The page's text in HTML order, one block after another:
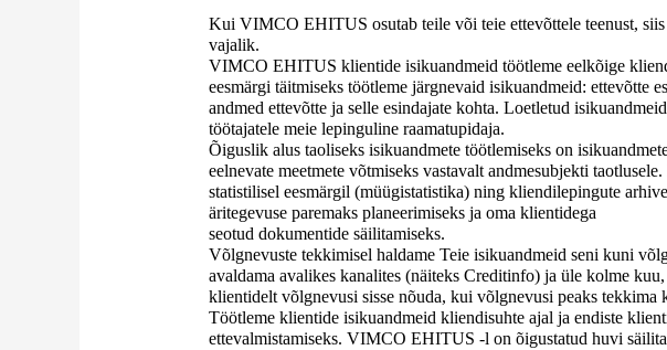
Kui VIMCO EHITUS osutab teile või teie ettevõttele teenust,
vajalik.
VIMCO EHITUS klientide isikuandmeid töötleme eelkõige
eesmärgi täitmiseks töötleme järgnevaid isikuandmeid: ettevõtte
andmed ettevõtte ja selle esindajate kohta. Loetletud
töötajatele meie lepinguline raamatupidaja.
Õiguslik alus taoliseks isikuandmete töötlemiseks on
eelnevate meetmete võtmiseks vastavalt andmesubjekti
statistilisel eesmärgil (müügistatistika) ning kliendilepingute
äritegevuse paremaks planeerimiseks ja oma klientidega
seotud dokumentide säilitamiseks.
Võlgnevuste tekkimisel haldame Teie isikuandmeid seni kuni
avaldama avalikes kanalites (näiteks Creditinfo) ja üle kolme
klientidelt võlgnevusi sisse nõuda, kui võlgnevusi peaks tekkima
Töötleme klientide isikuandmeid kliendisuhte ajal ja endiste
ettevalmistamiseks. VIMCO EHITUS -l on õigustatud huvi